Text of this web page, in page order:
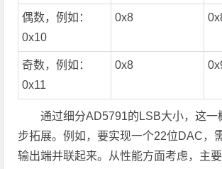
偶数，例如：
0x10
0x8
奇数，例如：
0x11
0x8
通过细分AD5791的LSB大小，这一
步拓展。例如，要实现一个22位DAC，
输出端并联起来。从性能方面考虑，主